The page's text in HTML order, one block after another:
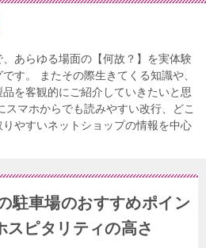
あらゆる場面の【何故？】を実体験
す。 またその際生きてくる知識や、
を客観的にご紹介していきたいと思
マホからでも読みやすい改行、どこ
やすいネットショップの情報を中心
駐車場のおすすめポイン
スピタリティの高さ